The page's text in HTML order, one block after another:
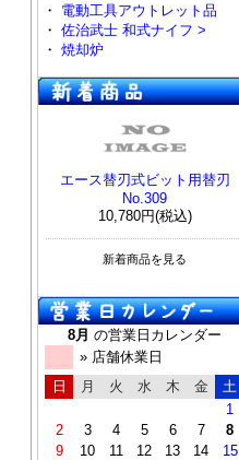
・ 電動工具アウトレット品
・ 佐治武士 和式ナイフ >
・ 焼却炉
エース替刃式ビット用替刃
No.309
10,780円(税込)
新着商品を見る
8月 の営業日カレンダー
» 店舗休業日
日
月 火 水 木 金
土
1
2
3 4 5 6 7
8
9
10 11 12 13 14
15